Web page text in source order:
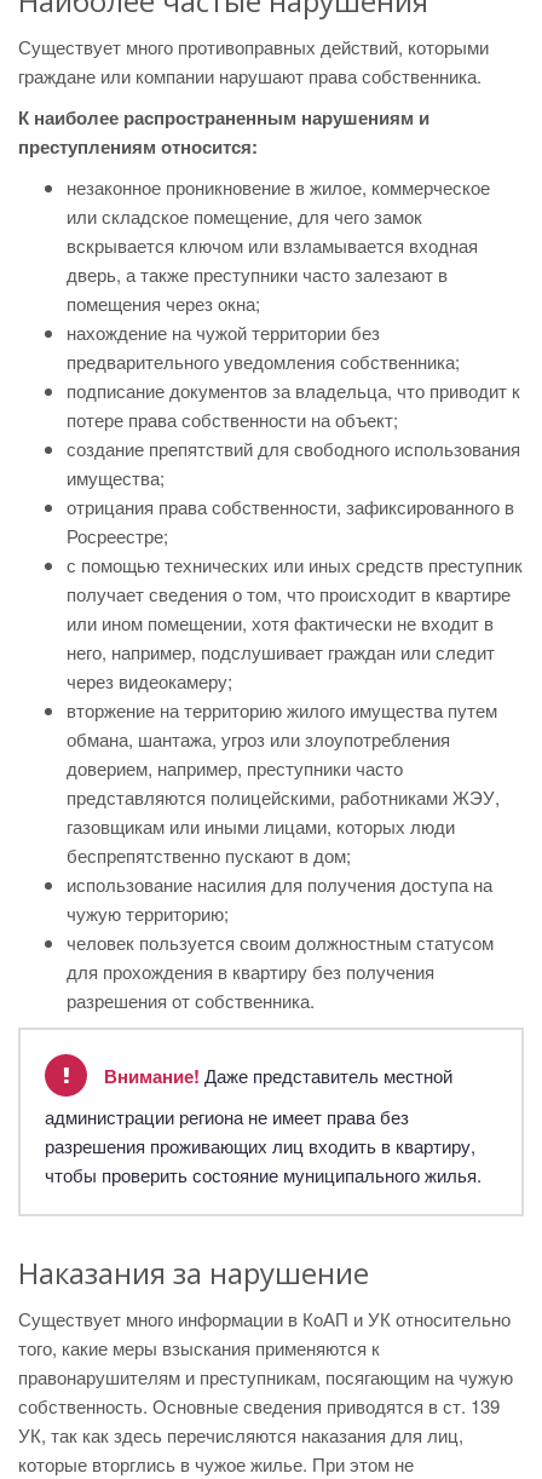
Существует много противоправных действий, которыми
граждане или компании нарушают права собственника.
К наиболее распространенным нарушениям и
преступлениям относится:
незаконное проникновение в жилое, коммерческое
или складское помещение, для чего замок
вскрывается ключом или взламывается входная
дверь, а также преступники часто залезают в
помещения через окна;
нахождение на чужой территории без
предварительного уведомления собственника;
подписание документов за владельца, что приводит к
потере права собственности на объект;
создание препятствий для свободного использования
имущества;
отрицания права собственности, зафиксированного в
Росреестре;
с помощью технических или иных средств преступник
получает сведения о том, что происходит в квартире
или ином помещении, хотя фактически не входит в
него, например, подслушивает граждан или следит
через видеокамеру;
вторжение на территорию жилого имущества путем
обмана, шантажа, угроз или злоупотребления
доверием, например, преступники часто
представляются полицейскими, работниками ЖЭУ,
газовщикам или иными лицами, которых люди
беспрепятственно пускают в дом;
использование насилия для получения доступа на
чужую территорию;
человек пользуется своим должностным статусом
для прохождения в квартиру без получения
разрешения от собственника.
Внимание! Даже представитель местной
администрации региона не имеет права без
разрешения проживающих лиц входить в квартиру,
чтобы проверить состояние муниципального жилья.
Наказания за нарушение
Существует много информации в КоАП и УК относительно
того, какие меры взыскания применяются к
правонарушителям и преступникам, посягающим на чужую
собственность. Основные сведения приводятся в ст. 139
УК, так как здесь перечисляются наказания для лиц,
которые вторглись в чужое жилье. При этом не